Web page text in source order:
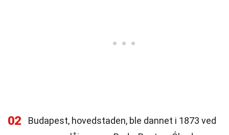
02
Budapest, hovedstaden, ble dannet i 1873 ved